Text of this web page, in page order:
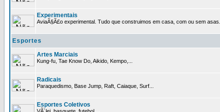
Experimentais
AviaÃ§Ã£o experimental. Tudo que construimos em casa, com ou sem asas.
Esportes
Artes Marciais
Kung-fu, Tae Know Do, Aikido, Kempo,...
Radicais
Paraquedismo, Base Jump, Raft, Caiaque, Surf...
Esportes Coletivos